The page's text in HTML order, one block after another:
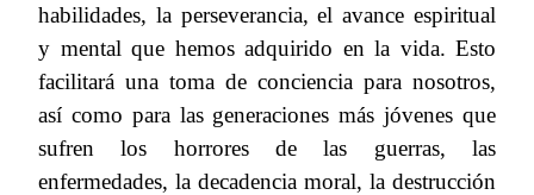
habilidades, la perseverancia, el avance espiritual
y mental que hemos adquirido en la vida. Esto
facilitará una toma de conciencia para nosotros,
así como para las generaciones más jóvenes que
sufren los horrores de las guerras, las
enfermedades, la decadencia moral, la destrucción